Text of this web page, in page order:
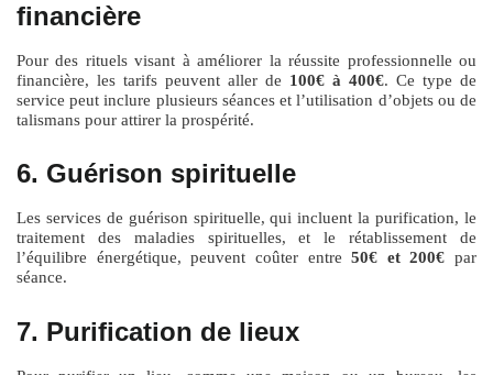
financière
Pour des rituels visant à améliorer la réussite professionnelle ou
financière, les tarifs peuvent aller de 100€ à 400€. Ce type de
service peut inclure plusieurs séances et l’utilisation d’objets ou de
talismans pour attirer la prospérité.
6. Guérison spirituelle
Les services de guérison spirituelle, qui incluent la purification, le
traitement des maladies spirituelles, et le rétablissement de
l’équilibre énergétique, peuvent coûter entre50€ et 200€ par
séance.
7. Purification de lieux